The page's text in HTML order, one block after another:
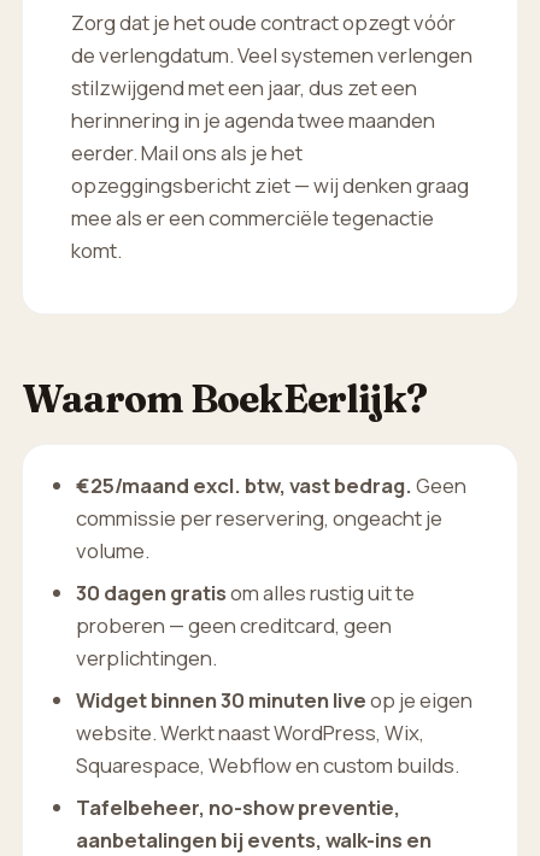
Zorg dat je het oude contract opzegt vóór
de verlengdatum. Veel systemen verlengen
stilzwijgend met een jaar, dus zet een
herinnering in je agenda twee maanden
eerder. Mail ons als je het
opzeggingsbericht ziet — wij denken graag
mee als er een commerciële tegenactie
komt.
Waarom BoekEerlijk?
€25/maand excl. btw, vast bedrag.Geen
commissie per reservering, ongeacht je
volume.
30 dagen gratisom alles rustig uit te
proberen — geen creditcard, geen
verplichtingen.
Widget binnen 30 minuten liveop je eigen
website. Werkt naast WordPress, Wix,
Squarespace, Webflow en custom builds.
Tafelbeheer, no-show preventie,
aanbetalingen bij events, walk-ins en